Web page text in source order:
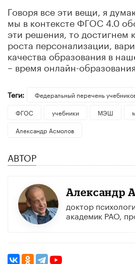
Говоря все эти вещи, я
мы в контексте ФГОС 4.0
эти решения, то достигнем
роста персонализации,
качества образования в
– время онлайн-образования.
Теги: Федеральный перечень
ФГОС
учебники МЭШ
Александр Асмолов
АВТОР
Александр
доктор
академик РАО,